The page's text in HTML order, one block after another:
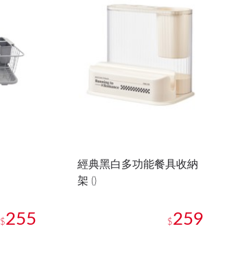
$255
經典黑白多功能餐具收納
架 ()
$259